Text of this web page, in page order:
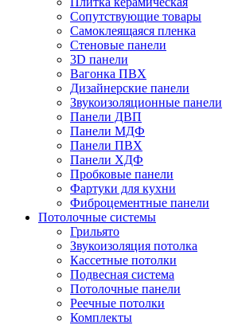
Сопутствующие товары
Самоклеящаяся пленка
Стеновые панели
3D панели
Вагонка ПВХ
Дизайнерские панели
Звукоизоляционные панели
Панели ДВП
Панели МДФ
Панели ПВХ
Панели ХДФ
Пробковые панели
Фартуки для кухни
Фиброцементные панели
Потолочные системы
Грильято
Звукоизоляция потолка
Кассетные потолки
Подвесная система
Потолочные панели
Реечные потолки
Комплекты